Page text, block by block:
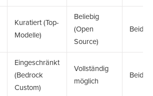
Kuratiert (Top-
Modelle)
Beliebig
(Open
Source)
Beides
Eingeschränkt
(Bedrock
Custom)
Vollständig
möglich
Beides